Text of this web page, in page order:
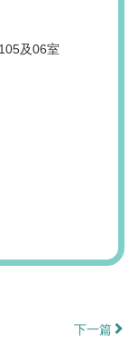
及06室
下一篇